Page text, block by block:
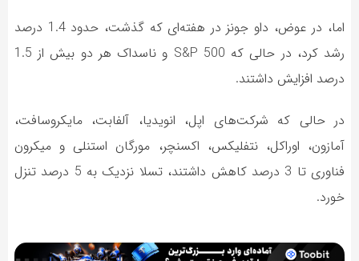
اما، در عوض، داو جونز در هفته‌ای که گذشت، حدود 1.4 درصد
رشد کرد، در حالی که S&P 500 و ناسداک هر دو بیش از 1.5
درصد افزایش داشتند.
در حالی که شرکت‌های اپل، انویدیا، آلفابت، مایکروسافت،
آمازون، اوراکل، نتفلیکس، اکسنچر، مورگان استنلی و میکرون
فناوری تا 3 درصد کاهش داشتند، تسلا نزدیک به 5 درصد تنزل
خورد.